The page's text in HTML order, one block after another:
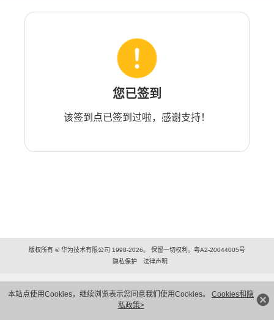
本站点使用Cookies，继续浏览表示您同意我们使用Cookies。 Cookies和隐
私政策>
您已签到
该签到点已签到过啦，感谢支持！
版权所有 © 华为技术有限公司 1998-2026。 保留一切权利。粤A2-20044005号
隐私保护
法律声明